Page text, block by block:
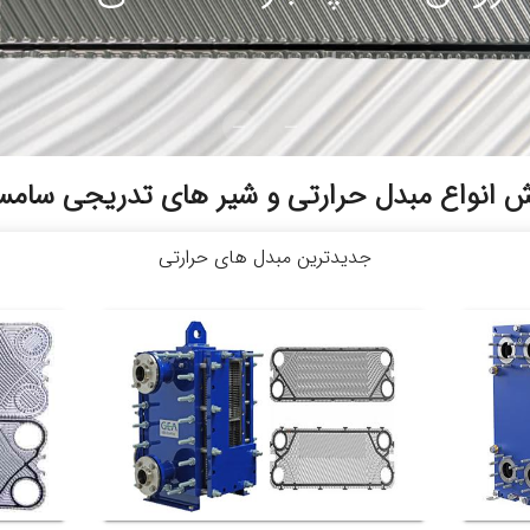
انواع مبدل حرارتی و شیر های تدریجی
جدیدترین مبدل های حرارتی